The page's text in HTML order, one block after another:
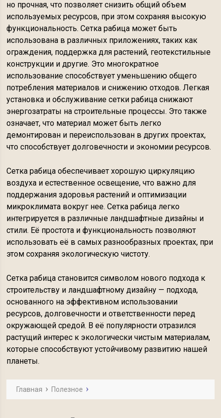
но прочная, что позволяет снизить общий объем
используемых ресурсов, при этом сохраняя высокую
функциональность. Сетка рабица может быть
использована в различных приложениях, таких как
ограждения, поддержка для растений, геотекстильные
конструкции и другие. Это многократное
использование способствует уменьшению общего
потребления материалов и снижению отходов. Легкая
установка и обслуживание сетки рабица снижают
энергозатраты на строительные процессы. Это также
означает, что материал может быть легко
демонтирован и переиспользован в других проектах,
что способствует долговечности и экономии ресурсов.
Сетка рабица обеспечивает хорошую циркуляцию
воздуха и естественное освещение, что важно для
поддержания здоровья растений и оптимизации
микроклимата вокруг нее. Сетка рабица легко
интегрируется в различные ландшафтные дизайны и
стили. Её простота и функциональность позволяют
использовать её в самых разнообразных проектах, при
этом сохраняя экологическую чистоту.
Сетка рабица становится символом нового подхода к
строительству и ландшафтному дизайну — подхода,
основанного на эффективном использовании
ресурсов, долговечности и ответственности перед
окружающей средой. В её популярности отразился
растущий интерес к экологически чистым материалам,
которые способствуют устойчивому развитию нашей
планеты.
Главная Полезное